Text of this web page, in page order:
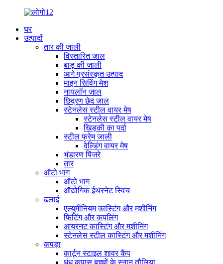
घर
उत्पादों
तार की जाली
विस्तारित जाल
बाड़ की जाली
आगे प्रसंस्कृत उत्पाद
माइन सिविंग मेश
नायलॉन जाल
छिद्रण छेद जाल
स्टेनलेस स्टील वायर मेष
स्टेनलेस स्टील वायर मेष
खिड़की का पर्दा
स्टील फ्रेम जाली
वेल्डिंग वायर मेष
भंडारण पिंजरे
तार
ऑटो भाग
ऑटो भाग
औद्योगिक ईथरनेट स्विच
ढलाई
एल्यूमीनियम कास्टिंग और मशीनिंग
फिटिंग और कपलिंग
आयरनट कास्टिंग और मशीनिंग
स्टेनलेस स्टील कास्टिंग और मशीनिंग
कपड़ा
कार्टून स्टाइल शावर कैप
धुंध कपास बच्चों के स्नान तौलिया